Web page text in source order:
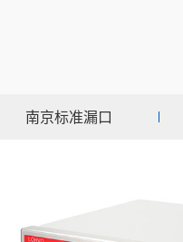
南京标准漏口